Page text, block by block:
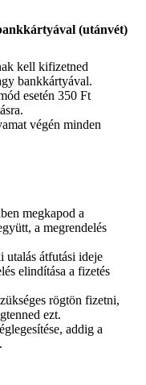
(utánvét)
kell kifizetned
bankkártyával.
esetén 350 Ft
végén minden
megkapod a
a megrendelés
átfutási ideje
elindítása a fizetés
rögtön fizetni,
ezt.
addig a